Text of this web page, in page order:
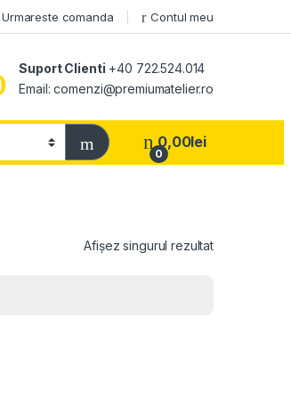
Urmareste comanda Contul meu
Suport Clienti +40 722.524.014
Email: comenzi@premiumatelier.ro
0
0,00lei
Afișez singurul rezultat